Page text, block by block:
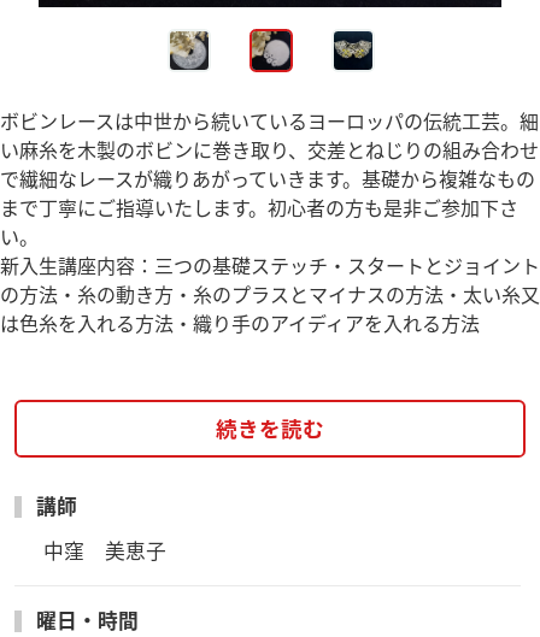
ボビンレースは中世から続いているヨーロッパの伝統工芸。細
い麻糸を木製のボビンに巻き取り、交差とねじりの組み合わせ
で繊細なレースが織りあがっていきます。基礎から複雑なもの
まで丁寧にご指導いたします。初心者の方も是非ご参加下さ
い。
新入生講座内容：三つの基礎ステッチ・スタートとジョイント
の方法・糸の動き方・糸のプラスとマイナスの方法・太い糸又
は色糸を入れる方法・織り手のアイディアを入れる方法
続きを読む
講師
中窪　美恵子
曜日・時間